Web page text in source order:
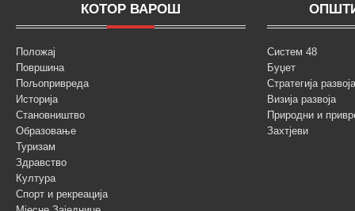
КОТОР ВАРОШ
Положај
Површина
Пољопривреда
Историја
Становништво
Образовање
Туризам
Здравство
Култура
Спорт и рекреација
Систем 48
Буџет
Стратегија
Визија развоја
Природни и
Захтјеви